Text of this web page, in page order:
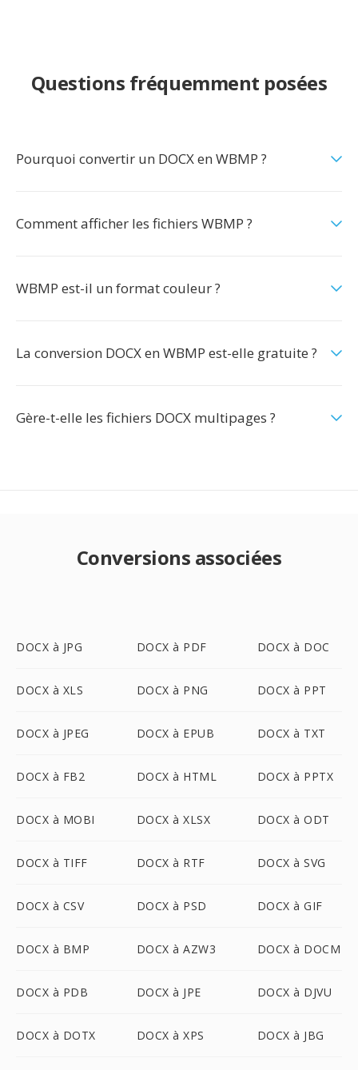
Questions fréquemment posées
Pourquoi convertir un DOCX en WBMP ?
Comment afficher les fichiers WBMP ?
WBMP est-il un format couleur ?
La conversion DOCX en WBMP est-elle gratuite ?
Gère-t-elle les fichiers DOCX multipages ?
Conversions associées
DOCX à JPG DOCX à PDF DOCX à DOC
DOCX à XLS DOCX à PNG DOCX à PPT
DOCX à JPEG DOCX à EPUB DOCX à TXT
DOCX à FB2 DOCX à HTML DOCX à PPTX
DOCX à MOBI DOCX à XLSX DOCX à ODT
DOCX à TIFF DOCX à RTF DOCX à SVG
DOCX à CSV DOCX à PSD DOCX à GIF
DOCX à BMP DOCX à AZW3 DOCX à DOCM
DOCX à PDB DOCX à JPE DOCX à DJVU
DOCX à DOTX DOCX à XPS DOCX à JBG